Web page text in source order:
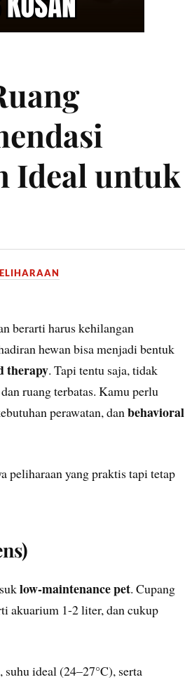
Ideal untuk
berarti harus kehilangan
hewan bisa menjadi bentuk
therapy. Tapi tentu saja, tidak
ruang terbatas. Kamu perlu
perawatan, danbehavioral
peliharaan yang praktis tapi tetap
low-maintenance pet. Cupang
akuarium 1-2 liter, dan cukup
ideal (24–27°C), serta